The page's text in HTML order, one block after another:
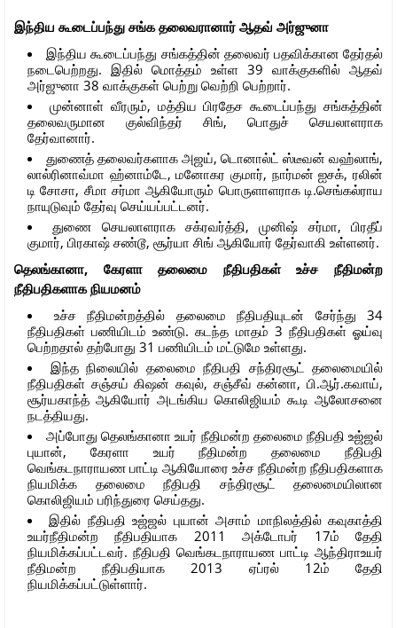
இந்திய கூடைப்பந்து சங்க தலைவரானார் ஆதவ் அர்ஜுனா
இந்திய கூடைப்பந்து சங்கத்தின் தலைவர் பதவிக்கான தேர்தல்
நடைபெற்றது. இதில் மொத்தம் உள்ள 39 வாக்குகளில் ஆதவ்
அர்ஜுனா 38 வாக்குகள் பெற்று வெற்றி பெற்றார்.
முன்னாள் வீரரும், மத்திய பிரதேச கூடைப்பந்து சங்கத்தின்
தலைவருமான குல்விந்தர் சிங், பொதுச் செயலாளராக
தேர்வானார்.
துணைத் தலைவர்களாக அஜய், டொனால்ட் ஸ்டீவன் வஹ்லாங்,
லால்ரினாவ்மா ஹ்னாம்டே, மனோகர குமார், நார்மன் ஐசக், ரலின்
டி சோசா, சீமா சர்மா ஆகியோரும் பொருளாளராக டி.செங்கல்ராய
நாயுடுவும் தேர்வு செய்யப்பட்டனர்.
துணை செயலாளராக சக்ரவர்த்தி, முனிஷ் சர்மா, பிரதீப்
குமார், பிரகாஷ் சண்டூ, சூர்யா சிங் ஆகியோர் தேர்வாகி உள்ளனர்.
தெலங்கானா, கேரளா தலைமை நீதிபதிகள் உச்ச நீதிமன்ற
நீதிபதிகளாக நியமனம்
உச்ச நீதிமன்றத்தில் தலைமை நீதிபதியுடன் சேர்ந்து 34
நீதிபதிகள் பணியிடம் உண்டு. கடந்த மாதம் 3 நீதிபதிகள் ஓய்வு
பெற்றதால் தற்போது 31 பணியிடம் மட்டுமே உள்ளது.
இந்த நிலையில் தலைமை நீதிபதி சந்திரசூட் தலைமையில்
நீதிபதிகள் சஞ்சய் கிஷன் கவுல், சஞ்சீவ் கன்னா, பி.ஆர்.கவாய்,
சூர்யகாந்த் ஆகியோர் அடங்கிய கொலிஜியம் கூடி ஆலோசனை
நடத்தியது.
அப்போது தெலங்கானா உயர் நீதிமன்ற தலைமை நீதிபதி உஜ்ஜல்
புயான், கேரளா உயர் நீதிமன்ற தலைமை நீதிபதி
வெங்கடநாராயண பாட்டி ஆகியோரை உச்ச நீதிமன்ற நீதிபதிகளாக
நியமிக்க தலைமை நீதிபதி சந்திரசூட் தலைமையிலான
கொலிஜியம் பரிந்துரை செய்தது.
இதில் நீதிபதி உஜ்ஜல் புயான் அசாம் மாநிலத்தில் கவுகாத்தி
உயர்நீதிமன்ற நீதிபதியாக 2011 அக்டோபர் 17ம் தேதி
நியமிக்கப்பட்டவர். நீதிபதி வெங்கடநாராயண பாட்டி ஆந்திராஉயர்
நீதிமன்ற நீதிபதியாக 2013 ஏப்ரல் 12ம் தேதி
நியமிக்கப்பட்டுள்ளார்.